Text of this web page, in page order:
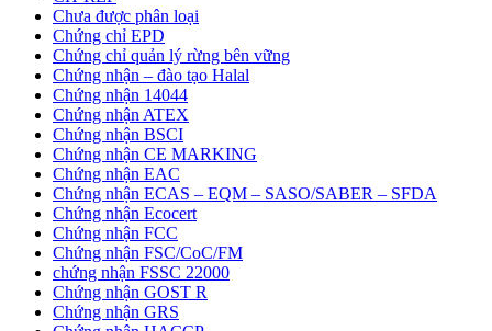
Chưa được phân loại
Chứng chỉ EPD
Chứng chỉ quản lý rừng bên vững
Chứng nhận – đào tạo Halal
Chứng nhận 14044
Chứng nhận ATEX
Chứng nhận BSCI
Chứng nhận CE MARKING
Chứng nhận EAC
Chứng nhận ECAS – EQM – SASO/SABER – SFDA
Chứng nhận Ecocert
Chứng nhận FCC
Chứng nhận FSC/CoC/FM
chứng nhận FSSC 22000
Chứng nhận GOST R
Chứng nhận GRS